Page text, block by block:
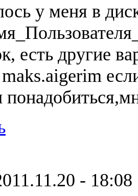
у меня в
есть другие
- 18:08